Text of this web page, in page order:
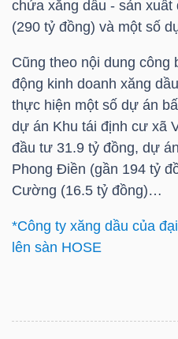
chứa xăng dầu - sản
(290 tỷ đồng) và một số
Cũng theo nội dung công
động kinh doanh xăng
thực hiện một số dự án
dự án Khu tái định cư xã
đầu tư 31.9 tỷ đồng, dự
Phong Điền (gần 194 tỷ
Cường (16.5 tỷ đồng)…
*Công ty xăng dầu của
lên sàn HOSE
Tin
tức
(-)
Bài